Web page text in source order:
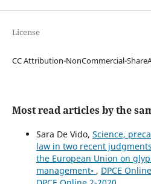
License
CC Attribution-NonCommercial-
Most read articles by the
Sara De Vido, Science,
law in two recent
the European Union on
management• , DPCE